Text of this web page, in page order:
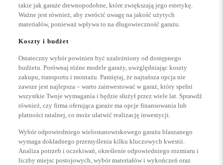
takie jak garaże drewnopodobne, które zwiększają jego estetykę.
Ważne jest również, aby zwrócić uwagę na jakość użytych
materiałów, ponieważ wpływa to na długowieczność garażu.
Koszty i budżet
Ostateczny wybór powinien być uzależniony od dostępnego
budżetu. Porównaj różne modele garaży, uwzględniając koszty
zakupu, transportu i montażu. Pamiętaj, że najtańsza opcja nie
zawsze jest najlepsza – warto zainwestować w garaż, który spełni
wszystkie Twoje wymagania i będzie służył przez wiele lat. Sprawdź
również, czy firma oferująca garaże ma opcje finansowania lub
płatności ratalnej, co może ułatwić realizację inwestycji.
Wybór odpowiedniego wielostanowiskowego garażu blaszanego
wymaga dokładnego przemyślenia kilku kluczowych kwestii.
Analiza potrzeb i oczekiwań, określenie odpowiedniego rozmiaru i
liczby miejsc postojowych, wybór materiałów i wykończeń oraz